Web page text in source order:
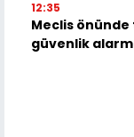
12:35
Meclis önünde
güvenlik